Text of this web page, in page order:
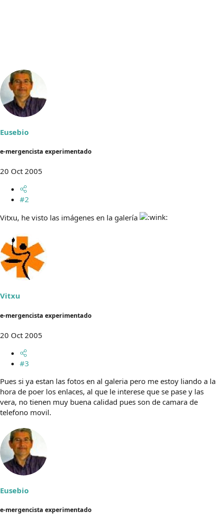
Eusebio
e-mergencista experimentado
20 Oct 2005
#2
Vitxu, he visto las imágenes en la galería
Vitxu
e-mergencista experimentado
20 Oct 2005
#3
Pues si ya estan las fotos en al galeria pero me estoy liando a la
hora de poer los enlaces, al que le interese que se pase y las
vera, no tienen muy buena calidad pues son de camara de
telefono movil.
Eusebio
e-mergencista experimentado